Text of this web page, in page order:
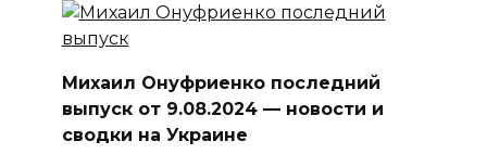
Михаил Онуфриенко последний
выпуск от 9.08.2024 — новости и
сводки на Украине